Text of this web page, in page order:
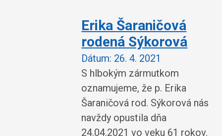
Erika Šaraničová
rodená Sýkorová
Dátum: 26. 4. 2021
S hlbokým zármutkom
oznamujeme, že p. Erika
Šaraničová rod. Sýkorová nás
navždy opustila dňa
24.04.2021 vo veku 61 rokov.